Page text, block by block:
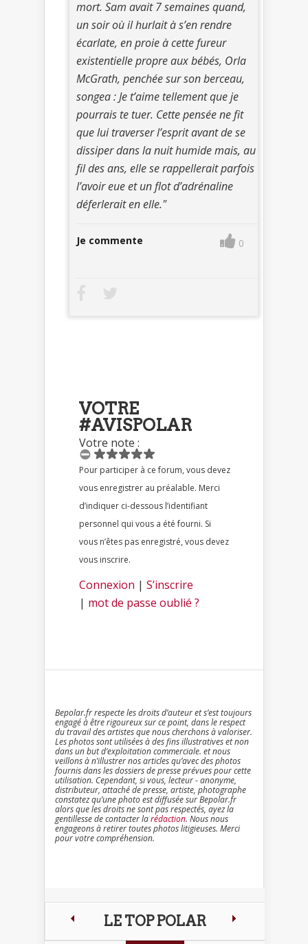
mort. Sam avait 7 semaines quand,
un soir où il hurlait à s’en rendre
écarlate, en proie à cette fureur
existentielle propre aux bébés, Orla
McGrath, penchée sur son berceau,
songea : Je t’aime tellement que je
pourrais te tuer. Cette pensée ne fit
que lui traverser l’esprit avant de se
dissiper dans la nuit humide mais, au
fil des ans, elle se rappellerait parfois
l’avoir eue et un flot d’adrénaline
déferlerait en elle."
Je commente 0
VOTRE
#AVISPOLAR
Votre note :
Pour participer à ce forum, vous devez
vous enregistrer au préalable. Merci
d’indiquer ci-dessous l’identifiant
personnel qui vous a été fourni. Si
vous n’êtes pas enregistré, vous devez
vous inscrire.
Connexion | S’inscrire
| mot de passe oublié ?
Bepolar.fr respecte les droits d’auteur et s’est toujours
engagé à être rigoureux sur ce point, dans le respect
du travail des artistes que nous cherchons à valoriser.
Les photos sont utilisées à des fins illustratives et non
dans un but d’exploitation commerciale. et nous
veillons à n’illustrer nos articles qu’avec des photos
fournis dans les dossiers de presse prévues pour cette
utilisation. Cependant, si vous, lecteur - anonyme,
distributeur, attaché de presse, artiste, photographe
constatez qu’une photo est diffusée sur Bepolar.fr
alors que les droits ne sont pas respectés, ayez la
gentillesse de contacter larédaction. Nous nous
engageons à retirer toutes photos litigieuses. Merci
pour votre compréhension.
LE TOP POLAR